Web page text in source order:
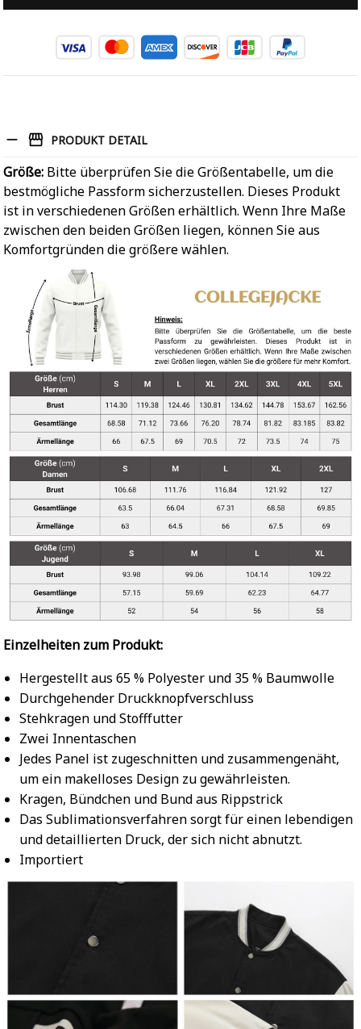
PRODUKT DETAIL
Größe: Bitte überprüfen Sie die Größentabelle, um die
bestmögliche Passform sicherzustellen. Dieses Produkt
ist in verschiedenen Größen erhältlich. Wenn Ihre Maße
zwischen den beiden Größen liegen, können Sie aus
Komfortgründen die größere wählen.
Einzelheiten zum Produkt:
Hergestellt aus 65 % Polyester und 35 % Baumwolle
Durchgehender Druckknopfverschluss
Stehkragen und Stofffutter
Zwei Innentaschen
Jedes Panel ist zugeschnitten und zusammengenäht,
um ein makelloses Design zu gewährleisten.
Kragen, Bündchen und Bund aus Rippstrick
Das Sublimationsverfahren sorgt für einen lebendigen
und detaillierten Druck, der sich nicht abnutzt.
Importiert